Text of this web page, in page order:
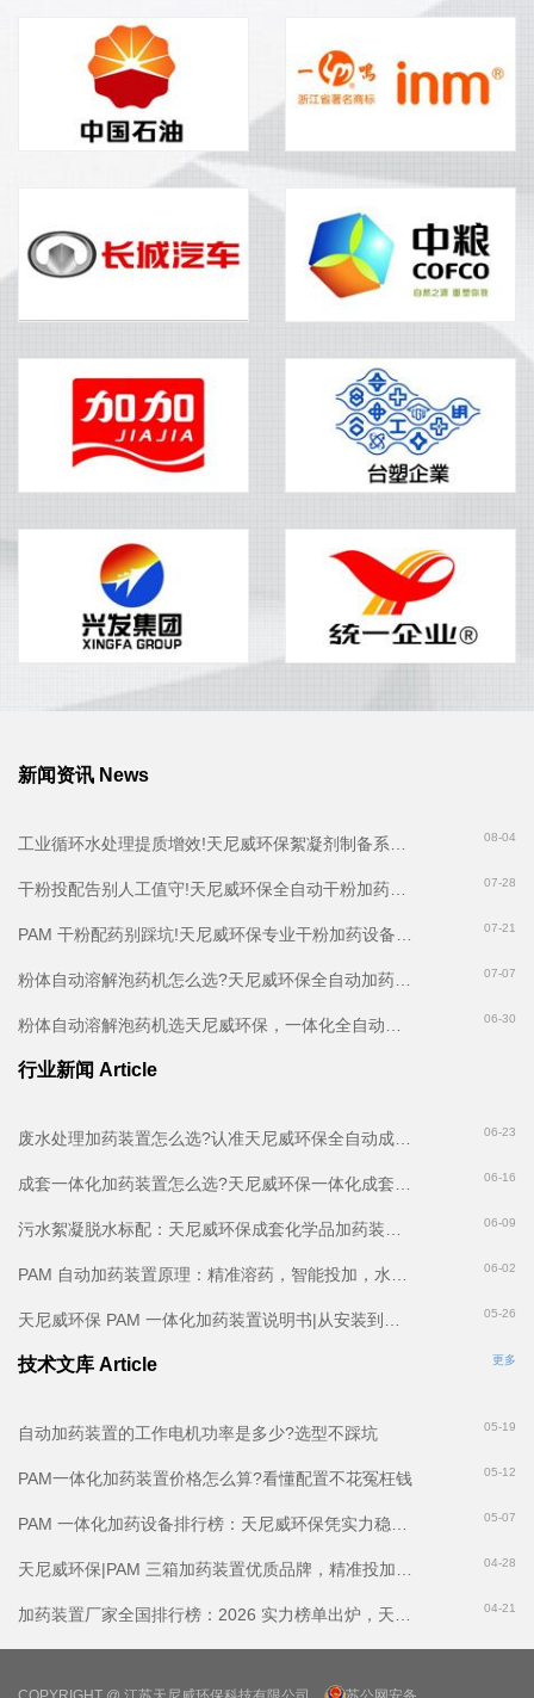
新闻资讯 News
08-04
07-28
07-21
07-07
06-30
行业新闻 Article
06-23
06-16
06-09
06-02
05-26
技术文库 Article 更多
自动加药装置的工作电机功率是多少?选型不踩坑 05-19
PAM一体化加药装置价格怎么算?看懂配置不花冤枉钱 05-12
05-07
04-28
04-21